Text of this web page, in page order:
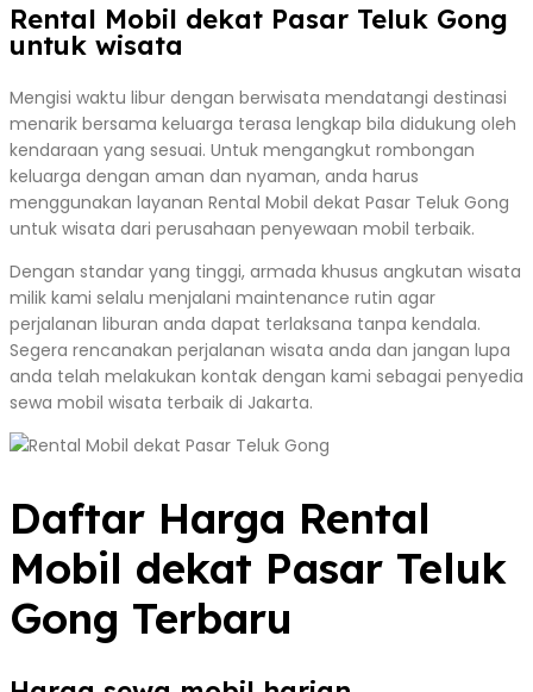
Rental Mobil dekat Pasar Teluk Gong
untuk wisata
Mengisi waktu libur dengan berwisata mendatangi destinasi
menarik bersama keluarga terasa lengkap bila didukung oleh
kendaraan yang sesuai. Untuk mengangkut rombongan
keluarga dengan aman dan nyaman, anda harus
menggunakan layanan Rental Mobil dekat Pasar Teluk Gong
untuk wisata dari perusahaan penyewaan mobil terbaik.
Dengan standar yang tinggi, armada khusus angkutan wisata
milik kami selalu menjalani maintenance rutin agar
perjalanan liburan anda dapat terlaksana tanpa kendala.
Segera rencanakan perjalanan wisata anda dan jangan lupa
anda telah melakukan kontak dengan kami sebagai penyedia
sewa mobil wisata terbaik di Jakarta.
Daftar Harga Rental
Mobil dekat Pasar Teluk
Gong Terbaru